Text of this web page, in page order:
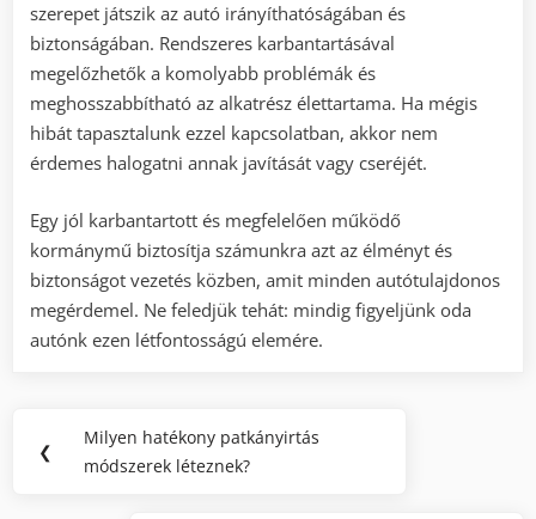
szerepet játszik az autó irányíthatóságában és
biztonságában. Rendszeres karbantartásával
megelőzhetők a komolyabb problémák és
meghosszabbítható az alkatrész élettartama. Ha mégis
hibát tapasztalunk ezzel kapcsolatban, akkor nem
érdemes halogatni annak javítását vagy cseréjét.
Egy jól karbantartott és megfelelően működő
kormánymű biztosítja számunkra azt az élményt és
biztonságot vezetés közben, amit minden autótulajdonos
megérdemel. Ne feledjük tehát: mindig figyeljünk oda
autónk ezen létfontosságú elemére.
Bejegyzés
navigáció
❮
Previous
Post:
Milyen hatékony patkányirtás
módszerek léteznek?